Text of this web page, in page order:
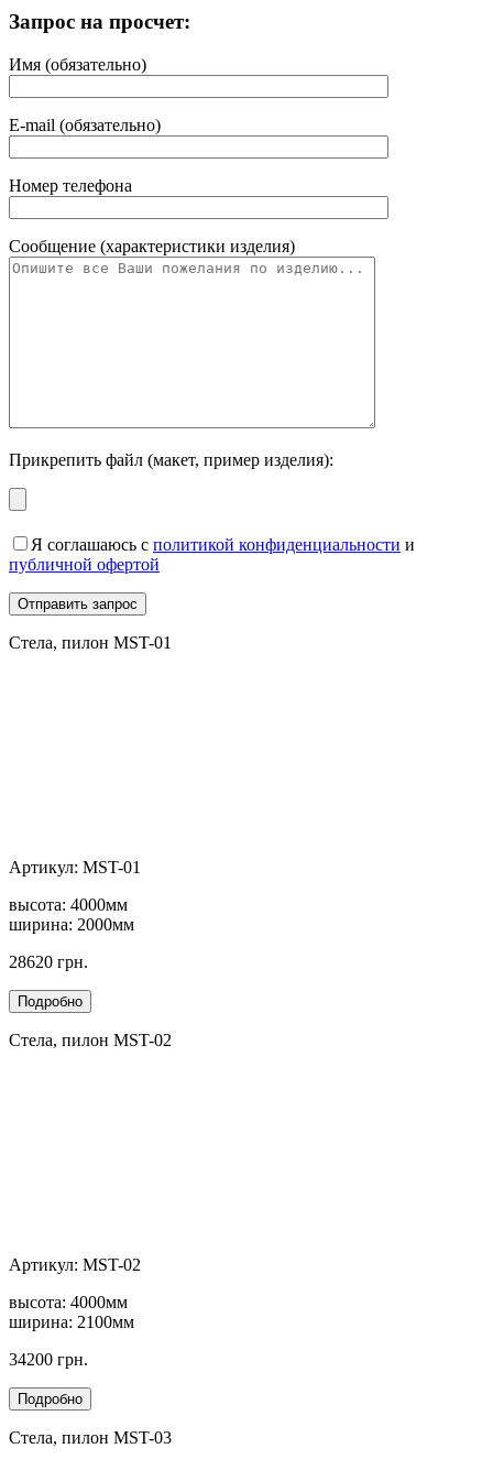
Запрос на просчет:
Имя (обязательно)
E-mail (обязательно)
Номер телефона
Сообщение (характеристики изделия)
Прикрепить файл (макет, пример изделия):
Я соглашаюсь с политикой конфиденциальности и
публичной офертой
Стела, пилон MST-01
Артикул: MST-01
высота: 4000мм
ширина: 2000мм
28620 грн.
Стела, пилон MST-02
Артикул: MST-02
высота: 4000мм
ширина: 2100мм
34200 грн.
Стела, пилон MST-03